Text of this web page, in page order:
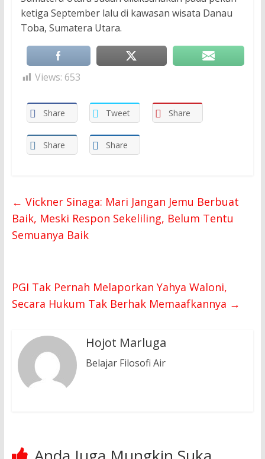
ketiga September lalu di kawasan wisata Danau
Toba, Sumatera Utara.
Views: 653
Share Tweet Share
Share Share
← Vickner Sinaga: Mari Jangan Jemu Berbuat
Baik, Meski Respon Sekeliling, Belum Tentu
Semuanya Baik
PGI Tak Pernah Melaporkan Yahya Waloni,
Secara Hukum Tak Berhak Memaafkannya →
Hojot Marluga
Belajar Filosofi Air